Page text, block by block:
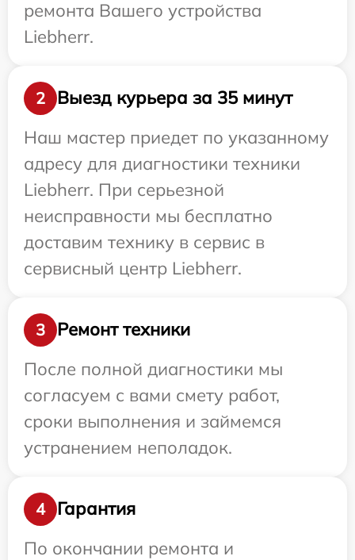
ремонта Вашего устройства
Liebherr.
2
Выезд курьера за 35 минут
Наш мастер приедет по указанному
адресу для диагностики техники
Liebherr. При серьезной
неисправности мы бесплатно
доставим технику в сервис в
сервисный центр Liebherr.
3
Ремонт техники
После полной диагностики мы
согласуем с вами смету работ,
сроки выполнения и займемся
устранением неполадок.
4
Гарантия
По окончании ремонта и